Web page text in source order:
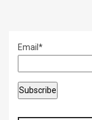
k
Email*